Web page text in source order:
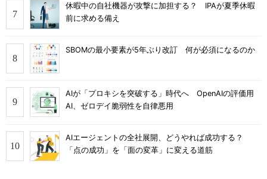
休暇中の自社機器が攻撃に加担する？ IPAが夏季休暇
前に求める備え
SBOMの最小要素が5年ぶり改訂 何が必須になるのか
AIが「プロキシを突破する」時代へ OpenAIの評価用
AI、ゼロデイ脆弱性を自律悪用
AIエージェントの全社展開、どうやれば成功する？
「点の成功」を「面の変革」に変える道筋